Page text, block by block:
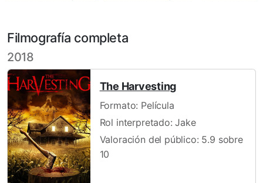
Filmografía completa
2018
The Harvesting
Formato: Película
Rol interpretado: Jake
Valoración del público: 5.9 sobre
10